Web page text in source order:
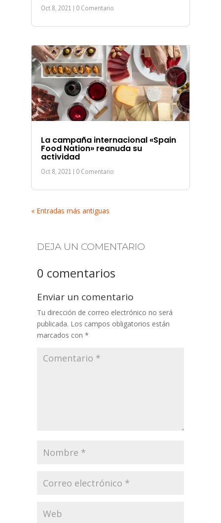
Oct 8, 2021 | 0 Comentario
La campaña internacional «Spain
Food Nation» reanuda su
actividad
Oct 8, 2021 | 0 Comentario
« Entradas más antiguas
DEJA UN COMENTARIO
0 comentarios
Enviar un comentario
Tu dirección de correo electrónico no será
publicada. Los campos obligatorios están
marcados con *